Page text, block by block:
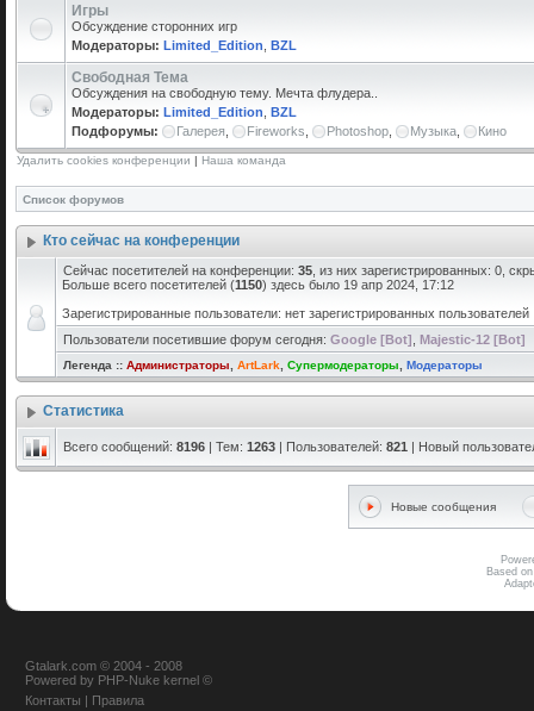
Игры
Обсуждение сторонних игр
Модераторы: Limited_Edition BZL
Свободная Тема
Обсуждения на свободную тему. Мечта флудера..
Модераторы: Limited_Edition BZL
Подфорумы:
Галерея Fireworks Photoshop Музыка Кино
Удалить cookies конференции | Наша команда
Список форумов
Кто сейчас на конференции
Сейчас посетителей на конференции: 35 , из них зарегистрированных: 0,
Больше всего посетителей (1150) здесь было 19 апр 2024, 17:12
Зарегистрированные пользователи: нет зарегистрированных пользователей
Пользователи посетившие форум сегодня: Google [Bot] Majestic-12 [Bot]
Легенда :: Администраторы ArtLark Супермодераторы Модераторы
Статистика
Всего сообщений: 8196 | Тем: 1263 | Пользователей: 821 | Новый
Новые сообщения
Based
Gtalark.com © 2004 - 2008
Powered by PHP-Nuke kernel ©
Контакты | Правила